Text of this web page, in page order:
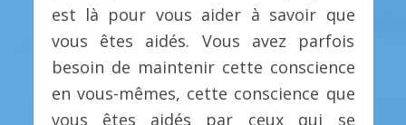
est là pour vous aider à savoir que
vous êtes aidés. Vous avez parfois
besoin de maintenir cette conscience
en vous-mêmes, cette conscience que
vous êtes aidés par ceux qui se